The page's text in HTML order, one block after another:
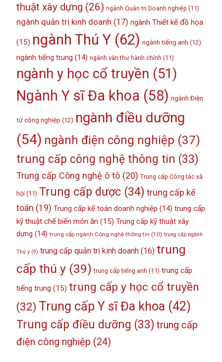
thuật xây dựng (26) ngành Quản trị Doanh nghiệp (11)
ngành quản trị kinh doanh (17) ngành Thiết kế đồ họa
(15) ngành Thú Y(62) ngành tiếng anh (12)
ngành tiếng trung (14) ngành văn thư hành chính (11)
ngành y học cổ truyền (51)
Ngành Y sĩ Đa khoa (58) ngành Điện
tử công nghiệp (12) ngành điều dưỡng
(54) ngành điện công nghiệp (37)
trung cấp công nghệ thông tin (33)
Trung cấp Công nghệ ô tô(20) Trung cấp Công tác xã
hội (11) Trung cấp dược(34) trung cấp kế
toán (19) Trung cấp kế toán doanh nghiệp (14) trung cấp
kỹ thuật chế biến món ăn (15) Trung cấp kỹ thuật xây
dựng (14) trung cấp ngành Công nghệ thông tin (10) trung cấp ngành
Thú y(9) trung cấp quản trị kinh doanh(16) trung
cấp thú y(39) trung cấp tiếng anh (11) trung cấp
tiếng trung (15) trung cấp y học cổ truyền
(32) Trung cấp Y sĩ Đa khoa (42)
Trung cấp điều dưỡng (33) trung cấp
điện công nghiệp (24)